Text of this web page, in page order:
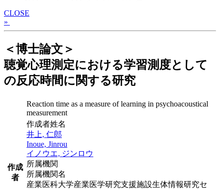
CLOSE
»
＜博士論文＞
聴覚心理測定における学習測度として
の反応時間に関する研究
Reaction time as a measure of learning in psychoacoustical
measurement
作成
者
作成者姓名
井上, 仁郎
Inoue, Jinrou
イノウエ, ジンロウ
所属機関
所属機関名
産業医科大学産業医学研究支援施設生体情報研究セ